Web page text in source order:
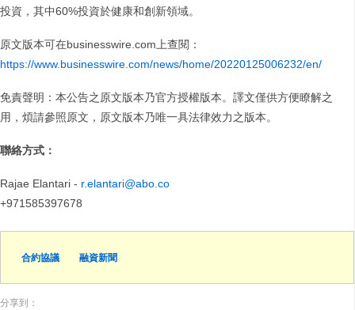
投資，其中60%投資於健康和創新領域。
原文版本可在businesswire.com上查閱：
https://www.businesswire.com/news/home/20220125006232/en/
免責聲明：本公告之原文版本乃官方授權版本。譯文僅供方便瞭解之
用，煩請參照原文，原文版本乃唯一具法律效力之版本。
聯絡方式：
Rajae Elantari - r.elantari@abo.co
+971585397678
合約協議 融資新聞
分享到：